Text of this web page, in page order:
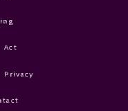
Act
Privacy